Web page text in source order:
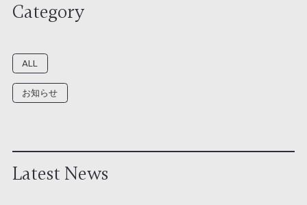
Category
ALL
お知らせ
Latest News